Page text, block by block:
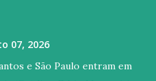
07, 2026
e São Paulo entram em